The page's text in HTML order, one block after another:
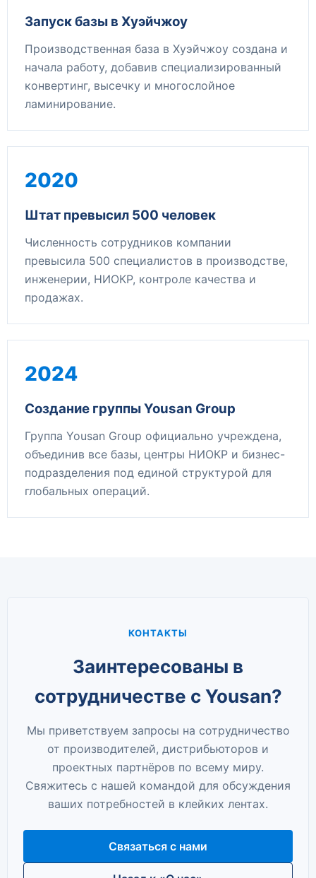
Запуск базы в Хуэйчжоу
Производственная база в Хуэйчжоу создана и
начала работу, добавив специализированный
конвертинг, высечку и многослойное
ламинирование.
2020
Штат превысил 500 человек
Численность сотрудников компании
превысила 500 специалистов в производстве,
инженерии, НИОКР, контроле качества и
продажах.
2024
Создание группы Yousan Group
Группа Yousan Group официально учреждена,
объединив все базы, центры НИОКР и бизнес-
подразделения под единой структурой для
глобальных операций.
КОНТАКТЫ
Заинтересованы в
сотрудничестве с Yousan?
Мы приветствуем запросы на сотрудничество
от производителей, дистрибьюторов и
проектных партнёров по всему миру.
Свяжитесь с нашей командой для обсуждения
ваших потребностей в клейких лентах.
Связаться с нами